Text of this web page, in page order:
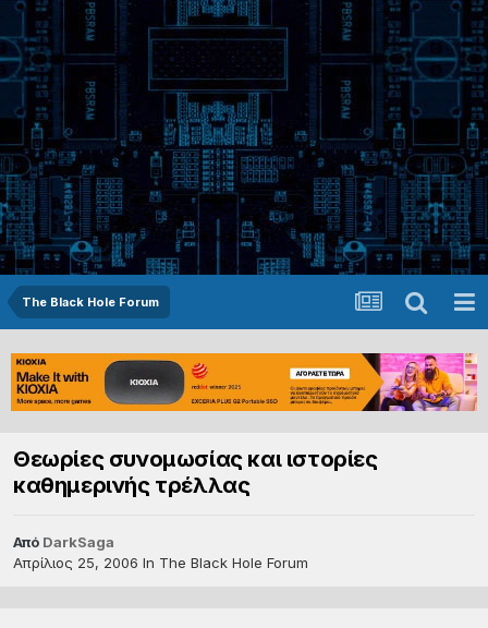
The Black Hole Forum
Θεωρίες συνομωσίας και ιστορίες
καθημερινής τρέλλας
Από DarkSaga
Απρίλιος 25, 2006 In The Black Hole Forum